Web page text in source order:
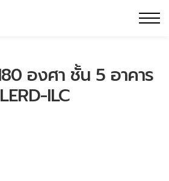
องศา ชั้น 5 อาคาร
LERD-ILC